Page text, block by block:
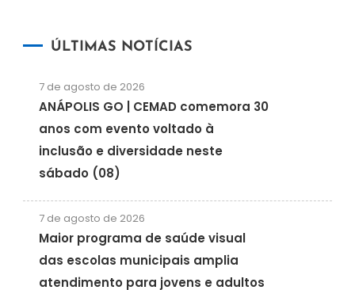
ÚLTIMAS NOTÍCIAS
7 de agosto de 2026
ANÁPOLIS GO | CEMAD comemora 30
anos com evento voltado à
inclusão e diversidade neste
sábado (08)
7 de agosto de 2026
Maior programa de saúde visual
das escolas municipais amplia
atendimento para jovens e adultos